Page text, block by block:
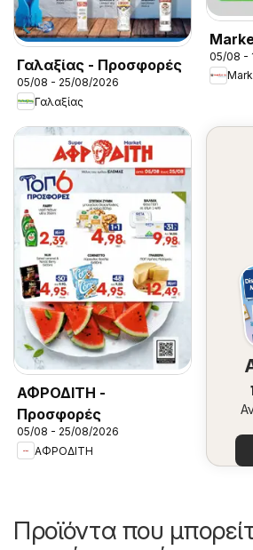
Γαλαξίας - Προσφορές
05/08 - 25/08/2026
Γαλαξίας
05/08 -
ΑΦΡΟΔΙΤΗ -
Προσφορές
05/08 - 25/08/2026
ΑΦΡΟΔΙΤΗ
Προϊόντα που